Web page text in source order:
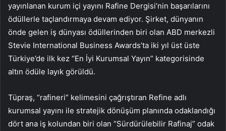
yayınlanan kurum içi yayını Rafine Dergisi’nin başarılarını
ödüllerle taçlandırmaya devam ediyor. Şirket, dünyanın
önde gelen iş dünyası ödüllerinden biri olan ABD merkezli
Stevie International Business Awards’ta iki yıl üst üste
Türkiye’de ilk kez “En İyi Kurumsal Yayın” kategorisinde
altın ödüle layık görüldü.
Tüpraş, “rafineri” kelimesini çağrıştıran Refine adlı
kurumsal yayını ile stratejik dönüşüm planında odaklandığı
dört ana iş kolundan biri olan “Sürdürülebilir Rafinaj” odak